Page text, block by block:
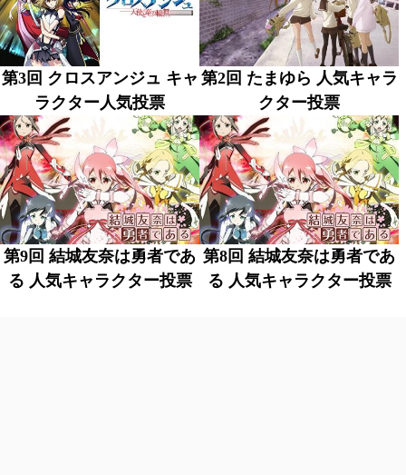
第3回 クロスアンジュ キャ
ラクター人気投票
第2回 たまゆら 人気キャラ
クター投票
第9回 結城友奈は勇者であ
る 人気キャラクター投票
第8回 結城友奈は勇者であ
る 人気キャラクター投票